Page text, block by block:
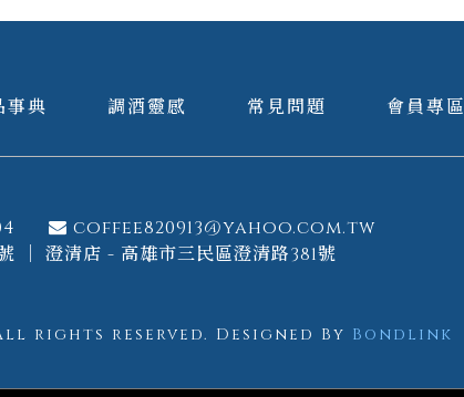
事典 調酒靈感 常見問題 會員專區
coffee820913@yahoo.com.tw
｜ 澄清店 - 高雄市三民區澄清路381號
rights reserved. Designed By Bondlink